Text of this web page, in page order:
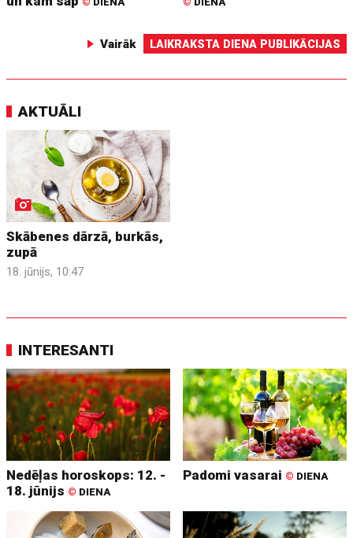
Vairāk LAIKRAKSTA DIENA PUBLIKĀCIJAS
AKTUĀLI
Skābenes dārzā, burkās,
zupā
18. jūnijs, 10:47
INTERESANTI
Nedēļas horoskops: 12. -
18. jūnijs © DIENA
Padomi vasarai © DIENA